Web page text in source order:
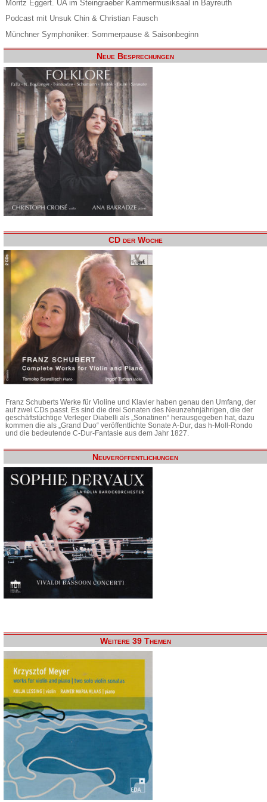
Moritz Eggert. UA im Steingraeber Kammermusiksaal in Bayreuth
Podcast mit Unsuk Chin & Christian Fausch
Münchner Symphoniker: Sommerpause & Saisonbeginn
Neue Besprechungen
CD der Woche
Franz Schuberts Werke für Violine und Klavier haben genau den Umfang, der
auf zwei CDs passt. Es sind die drei Sonaten des Neunzehnjährigen, die der
geschäftstüchtige Verleger Diabelli als „Sonatinen“ herausgegeben hat, dazu
kommen die als „Grand Duo“ veröffentlichte Sonate A-Dur, das h-Moll-Rondo
und die bedeutende C-Dur-Fantasie aus dem Jahr 1827.
Neuveröffentlichungen
Weitere 39 Themen